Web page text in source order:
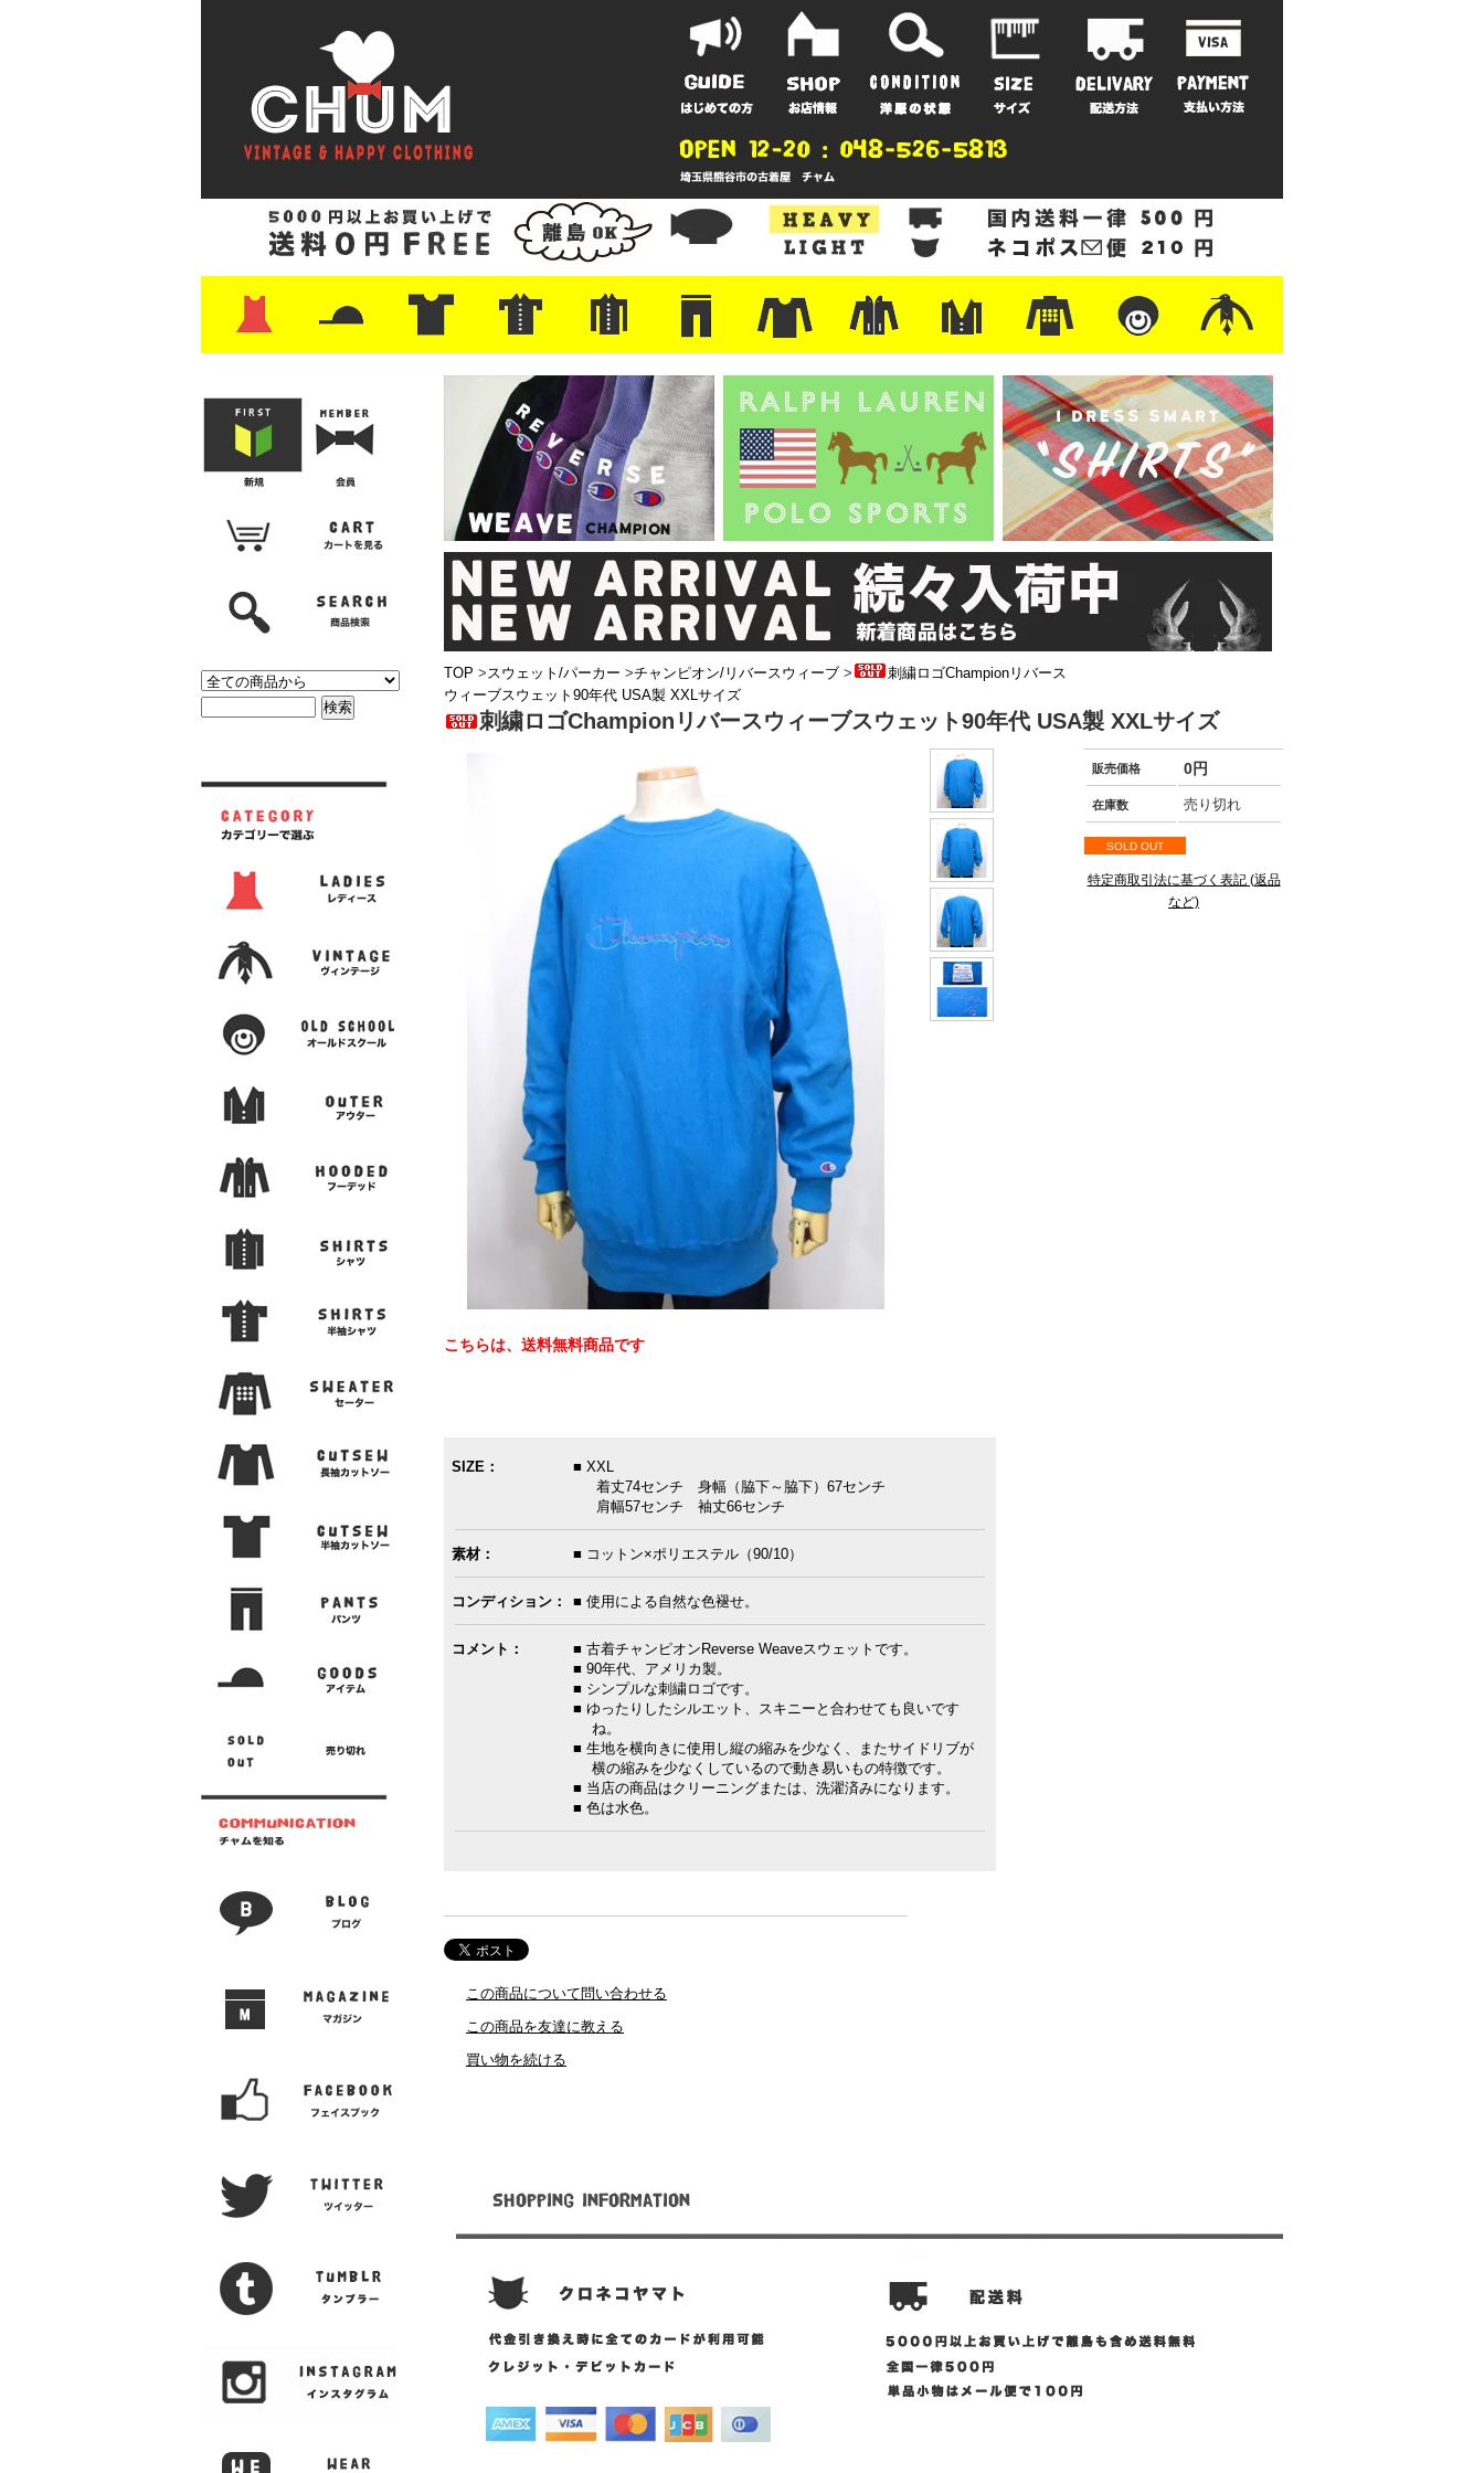
・レザーシューズ/スニーカー
・プリントTシャツ
・バンド/ツアー
・キャラクター
・Nike/adidas/スポーツ
・チャンピオン
・サーフ/スケート
・ボーダー/総柄/無地
・フットボール/リンガー
・タンクトップ/NBA・ポロシャツ
・半袖シャツ
・アロハ/サーフ/ボーリング
・ラルフ/ブランド
・無地/チェック/ストライプ
・ワーク/ミリタリー/ウエスタ
・ネル/ウール ・ショートパンツ
・アウトドア/グラミチ
・ジーンズ/ペインター
・Levi's RED
・ミリタリー/ワーク
・コーデュロイ/スタプレ
・コットン/スラックス/チノ
・オーバーオール/つなぎ
・ジャージ/スウェット/ナイロ
ン
・セントジェームス/ルミノア
・ロンT/サーマル/ラグビー・プリント/半袖/スウェット
・チャンピオン/リバース
・パーカー ・デニム/コットン
・アウトドア/フリース
・ジャージ/ナイロン
・ミリタリー/ワーク
・ウール/レザー
・スーツ/ジレ
TOP >スウェット/パーカー >チャンピオン/リバースウィーブ >
刺繍ロゴChampionリバース
ウィーブスウェット90年代 USA製 XXLサイズ
刺繍ロゴChampionリバースウィーブスウェット90年代 USA製 XXLサイズ
販売価格 0円
在庫数 売り切れ
SOLD OUT
特定商取引法に基づく表記 (返品
など)
こちらは、送料無料商品です
SIZE：
■ XXL
着丈74センチ 身幅（脇下～脇下）67センチ
肩幅57センチ 袖丈66センチ
素材： ■ コットン×ポリエステル（90/10）
コンディション： ■ 使用による自然な色褪せ。
コメント：
■ 古着チャンピオンReverse Weaveスウェットです。
■ 90年代、アメリカ製。
■ シンプルな刺繍ロゴです。
■ ゆったりしたシルエット、スキニーと合わせても良いです
ね。
■ 生地を横向きに使用し縦の縮みを少なく、またサイドリブが
横の縮みを少なくしているので動き易いもの特徴です。
■ 当店の商品はクリーニングまたは、洗濯済みになります。
■ 色は水色。
この商品について問い合わせる
この商品を友達に教える
買い物を続ける